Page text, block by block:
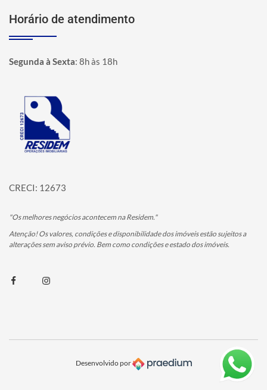
Horário de atendimento
Segunda à Sexta: 8h às 18h
Página inicial
CRECI: 12673
"Os melhores negócios acontecem na Residem."
Atenção! Os valores, condições e disponibilidade dos imóveis estão sujeitos a
alterações sem aviso prévio. Bem como condições e estado dos imóveis.
FacebookInstagram
Desenvolvido por